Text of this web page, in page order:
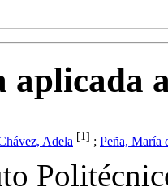
aplicada
Adela [1] ; Peña, María